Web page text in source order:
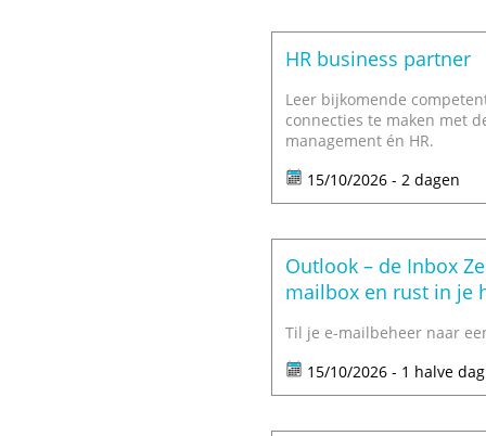
HR business partner
Leer bijkomende
connecties te maken met
management én HR.
15/10/2026 - 2 dagen
Outlook – de Inbox
mailbox en rust in je
Til je e-mailbeheer naar
15/10/2026 - 1 halve dag